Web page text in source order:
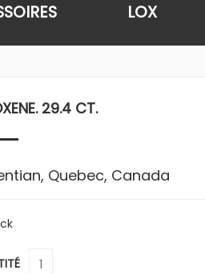
LOX
29.4 CT.
Quebec, Canada